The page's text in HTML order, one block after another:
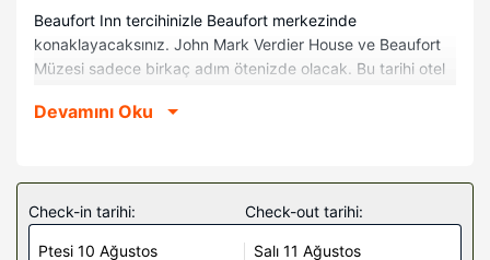
Beaufort Inn tercihinizle Beaufort merkezinde
konaklayacaksınız. John Mark Verdier House ve Beaufort
Müzesi sadece birkaç adım ötenizde olacak. Bu tarihi otel
St. Helena's Başpiskoposluk Kilisesi ile 0,6 km (0,4 mi)
Misafirler buzdolabı ve düz ekran televizyon bulunan 34
ayrı ayrı dekore edilmiş odada evlerinin konforunu
yaşayabilir. Odalarda özel balkon veya veranda bulunur.
Devamını Oku
Check-in tarihi:
Ptesi 10 Ağustos
Check-out tarihi:
Salı 11 Ağustos